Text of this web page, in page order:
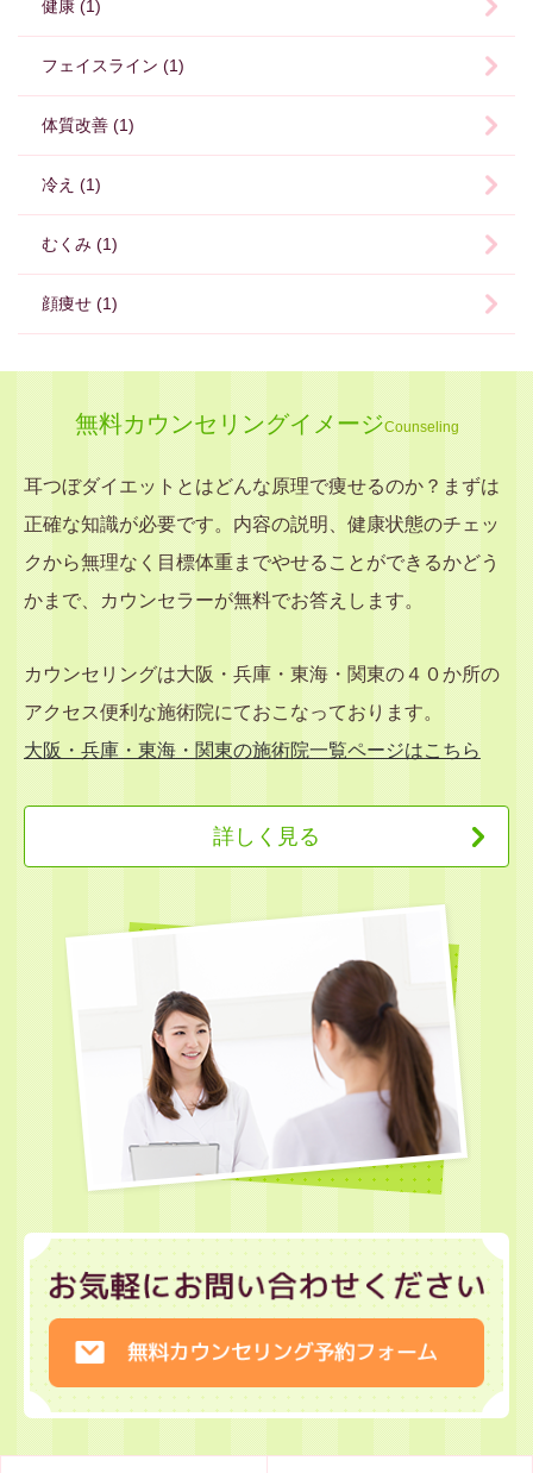
健康 (1)
フェイスライン (1)
体質改善 (1)
冷え (1)
むくみ (1)
顔痩せ (1)
無料カウンセリングイメージCounseling
耳つぼダイエットとはどんな原理で痩せるのか？まずは
正確な知識が必要です。内容の説明、健康状態のチェッ
クから無理なく目標体重までやせることができるかどう
かまで、カウンセラーが無料でお答えします。
カウンセリングは大阪・兵庫・東海・関東の４０か所の
アクセス便利な施術院にておこなっております。
大阪・兵庫・東海・関東の施術院一覧ページはこちら
詳しく見る